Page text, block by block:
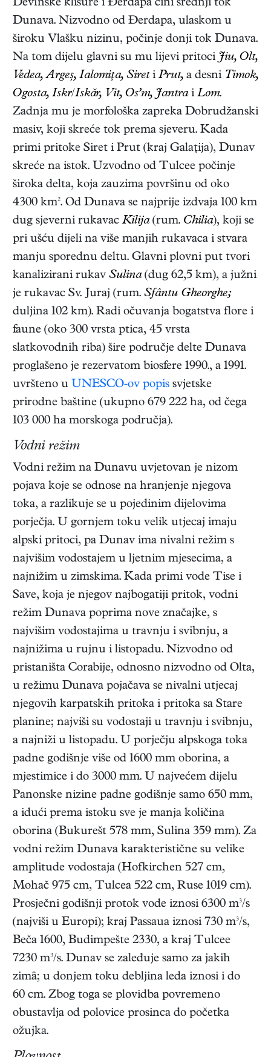
Devínske klisure i Đerdapa čini srednji tok
Dunava. Nizvodno od Đerdapa, ulaskom u
široku Vlašku nizinu, počinje donji tok Dunava.
Na tom dijelu glavni su mu lijevi pritoci Jiu, Olt,
Vedea, Argeş, Ialomiţa, Sireti Prut, a desni Timok,
Ogosta, Iskr/Iskăr, Vit, Os’m, Jantrai Lom.
Zadnja mu je morfološka zapreka Dobrudžanski
masiv, koji skreće tok prema sjeveru. Kada
primi pritoke Siret i Prut (kraj Galaţija), Dunav
skreće na istok. Uzvodno od Tulcee počinje
široka delta, koja zauzima površinu od oko
4300 km². Od Dunava se najprije izdvaja 100 km
dug sjeverni rukavac Kilija(rum. Chilia), koji se
pri ušću dijeli na više manjih rukavaca i stvara
manju sporednu deltu. Glavni plovni put tvori
kanalizirani rukav Sulina(dug 62,5 km), a južni
je rukavac Sv. Juraj (rum. Sfântu Gheorghe;
duljina 102 km). Radi očuvanja bogatstva flore i
faune (oko 300 vrsta ptica, 45 vrsta
slatkovodnih riba) šire područje delte Dunava
proglašeno je rezervatom biosfere 1990., a 1991.
uvršteno u UNESCO-ov popis svjetske
prirodne baštine (ukupno 679 222 ha, od čega
103 000 ha morskoga područja).
Vodni režim
Vodni režim na Dunavu uvjetovan je nizom
pojava koje se odnose na hranjenje njegova
toka, a razlikuje se u pojedinim dijelovima
porječja. U gornjem toku velik utjecaj imaju
alpski pritoci, pa Dunav ima nivalni režim s
najvišim vodostajem u ljetnim mjesecima, a
najnižim u zimskima. Kada primi vode Tise i
Save, koja je njegov najbogatiji pritok, vodni
režim Dunava poprima nove značajke, s
najvišim vodostajima u travnju i svibnju, a
najnižima u rujnu i listopadu. Nizvodno od
pristaništa Corabije, odnosno nizvodno od Olta,
u režimu Dunava pojačava se nivalni utjecaj
njegovih karpatskih pritoka i pritoka sa Stare
planine; najviši su vodostaji u travnju i svibnju,
a najniži u listopadu. U porječju alpskoga toka
padne godišnje više od 1600 mm oborina, a
mjestimice i do 3000 mm. U najvećem dijelu
Panonske nizine padne godišnje samo 650 mm,
a idući prema istoku sve je manja količina
oborina (Bukurešt 578 mm, Sulina 359 mm). Za
vodni režim Dunava karakteristične su velike
amplitude vodostaja (Hofkirchen 527 cm,
Mohač 975 cm, Tulcea 522 cm, Ruse 1019 cm).
Prosječni godišnji protok vode iznosi 6300 m³/s
(najviši u Europi); kraj Passaua iznosi 730 m³/s,
Beča 1600, Budimpešte 2330, a kraj Tulcee
7230 m³/s. Dunav se zaleđuje samo za jakih
zimȃ; u donjem toku debljina leda iznosi i do
60 cm. Zbog toga se plovidba povremeno
obustavlja od polovice prosinca do početka
ožujka.